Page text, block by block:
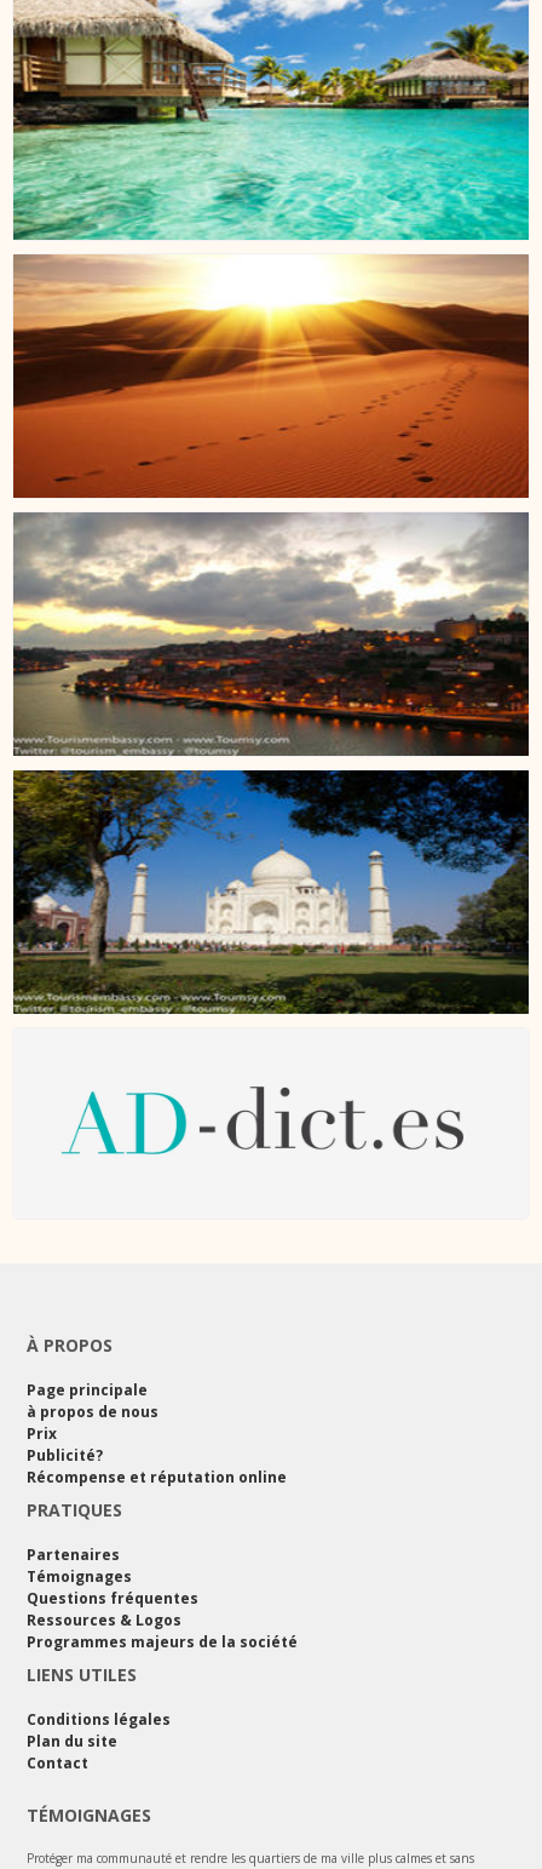
À PROPOS
Page principale
à propos de nous
Prix
Publicité?
Récompense et réputation online
PRATIQUES
Partenaires
Témoignages
Questions fréquentes
Ressources & Logos
Programmes majeurs de la société
LIENS UTILES
Conditions légales
Plan du site
Contact
TÉMOIGNAGES
Protéger ma communauté et rendre les quartiers de ma ville plus calmes et sans